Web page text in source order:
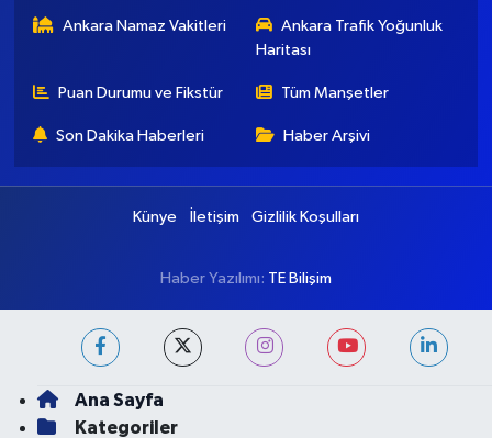
Ankara Namaz Vakitleri
Ankara Trafik Yoğunluk
Haritası
Puan Durumu ve Fikstür Tüm Manşetler
Son Dakika Haberleri Haber Arşivi
Künye İletişim Gizlilik Koşulları
Haber Yazılımı: TE Bilişim
Ana Sayfa
Kategoriler